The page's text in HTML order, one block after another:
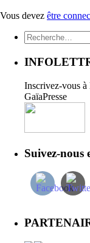
Vous devez être
Rechercher :
Inscrivez-vous à
GaïaPresse
Suivez-nous